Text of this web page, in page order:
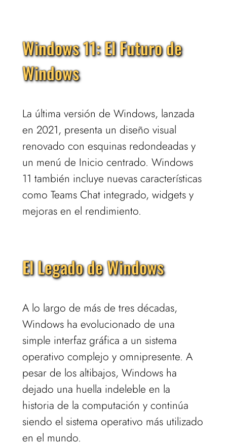
Windows 11: El Futuro de
Windows
La última versión de Windows, lanzada
en 2021, presenta un diseño visual
renovado con esquinas redondeadas y
un menú de Inicio centrado. Windows
11 también incluye nuevas características
como Teams Chat integrado, widgets y
mejoras en el rendimiento.
El Legado de Windows
A lo largo de más de tres décadas,
Windows ha evolucionado de una
simple interfaz gráfica a un sistema
operativo complejo y omnipresente. A
pesar de los altibajos, Windows ha
dejado una huella indeleble en la
historia de la computación y continúa
siendo el sistema operativo más utilizado
en el mundo.